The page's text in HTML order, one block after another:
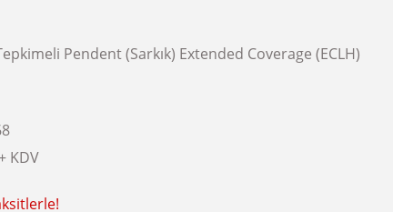
Pendent (Sarkık) Extended Coverage (ECLH)
KDV